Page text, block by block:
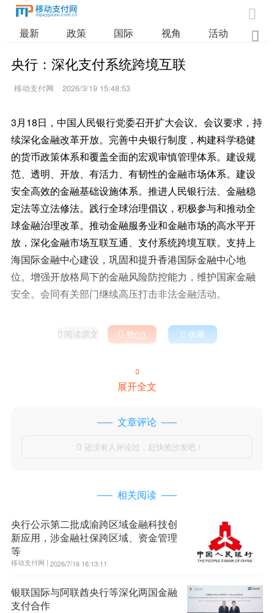

最新 政策 国际 视角 活动 业

央行：深化支付系统跨境互联
移动支付网 2026/3/19 15:48:53
3月18日，中国人民银行党委召开扩大会议。会议要求，持
续深化金融改革开放。完善中央银行制度，构建科学稳健
的货币政策体系和覆盖全面的宏观审慎管理体系。建设规
范、透明、开放、有活力、有韧性的金融市场体系。建设
安全高效的金融基础设施体系。推进人民银行法、金融稳
定法等立法修法。践行全球治理倡议，积极参与和推动全
球金融治理改革。推动金融服务业和金融市场的高水平开
放，深化金融市场互联互通、支付系统跨境互联。支持上
海国际金融中心建设，巩固和提升香港国际金融中心地
位。增强开放格局下的金融风险防控能力，维护国家金融
安全。会同有关部门继续高压打击非法金融活动。
 阅读原文  赞()  收藏

展开全文
文章评论
 还没有人评论过，赶快抢沙发吧！
相关阅读
央行公示第二批成渝跨区域金融科技创
新应用，涉金融社保跨区域、资金管理
等
移动支付网 | 2026/7/16 16:13:11
银联国际与阿联酋央行等深化两国金融
支付合作